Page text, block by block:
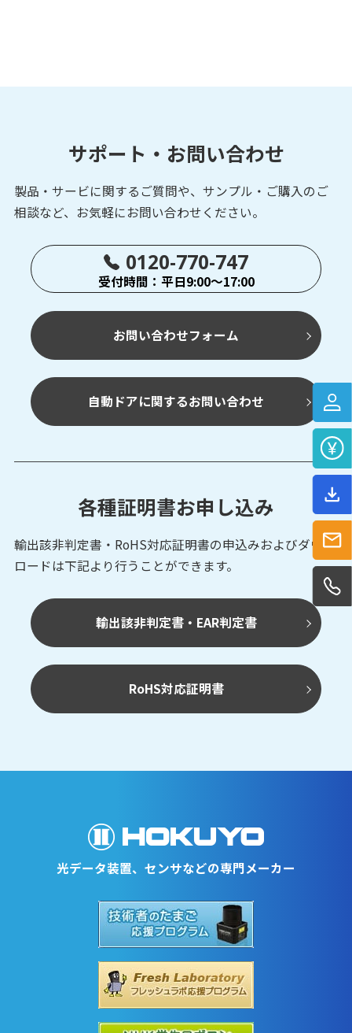
サポート・お問い合わせ
製品・サービに関するご質問や、サンプル・ご購入の ご
相談など、お気軽にお問い合わせください。
0120-770-747
受付時間：平日9:00～17:00
お問い合わせフォーム
自動ドアに関するお問い合わせ
各種証明書お申し込み
輸出該非判定書・RoHS対応証明書の申込みおよびダウン
ロードは下記より行うことができます。
輸出該非判定書・EAR判定書
RoHS対応証明書
光データ装置、センサなどの専門メーカー